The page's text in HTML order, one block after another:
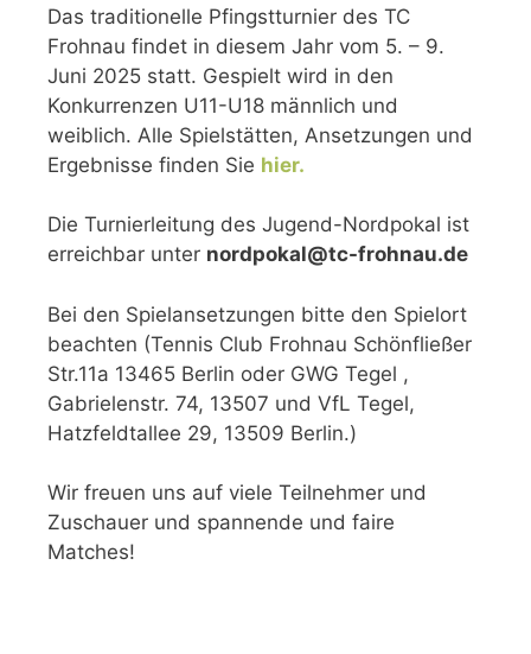
Das traditionelle Pfingstturnier des TC
Frohnau findet in diesem Jahr vom 5. – 9.
Juni 2025 statt. Gespielt wird in den
Konkurrenzen U11-U18 männlich und
weiblich. Alle Spielstätten, Ansetzungen und
Ergebnisse finden Sie hier.
Die Turnierleitung des Jugend-Nordpokal ist
erreichbar unter nordpokal@tc-frohnau.de
Bei den Spielansetzungen bitte den Spielort
beachten (Tennis Club Frohnau Schönfließer
Str.11a 13465 Berlin oder GWG Tegel ,
Gabrielenstr. 74, 13507 und VfL Tegel,
Hatzfeldtallee 29, 13509 Berlin.)
Wir freuen uns auf viele Teilnehmer und
Zuschauer und spannende und faire
Matches!